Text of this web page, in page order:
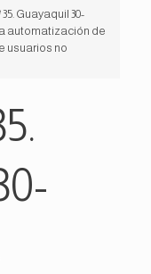
Guayaquil 30-
automatización de
usuarios no